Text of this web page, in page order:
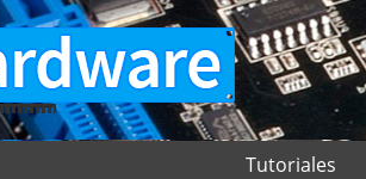
Tutoriales